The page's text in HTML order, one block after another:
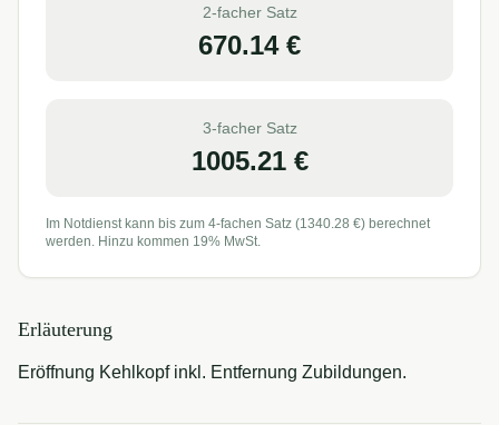
2-facher Satz
670.14€
3-facher Satz
1005.21€
Im Notdienst kann bis zum 4-fachen Satz (1340.28 €) berechnet
werden. Hinzu kommen 19% MwSt.
Erläuterung
Eröffnung Kehlkopf inkl. Entfernung Zubildungen.